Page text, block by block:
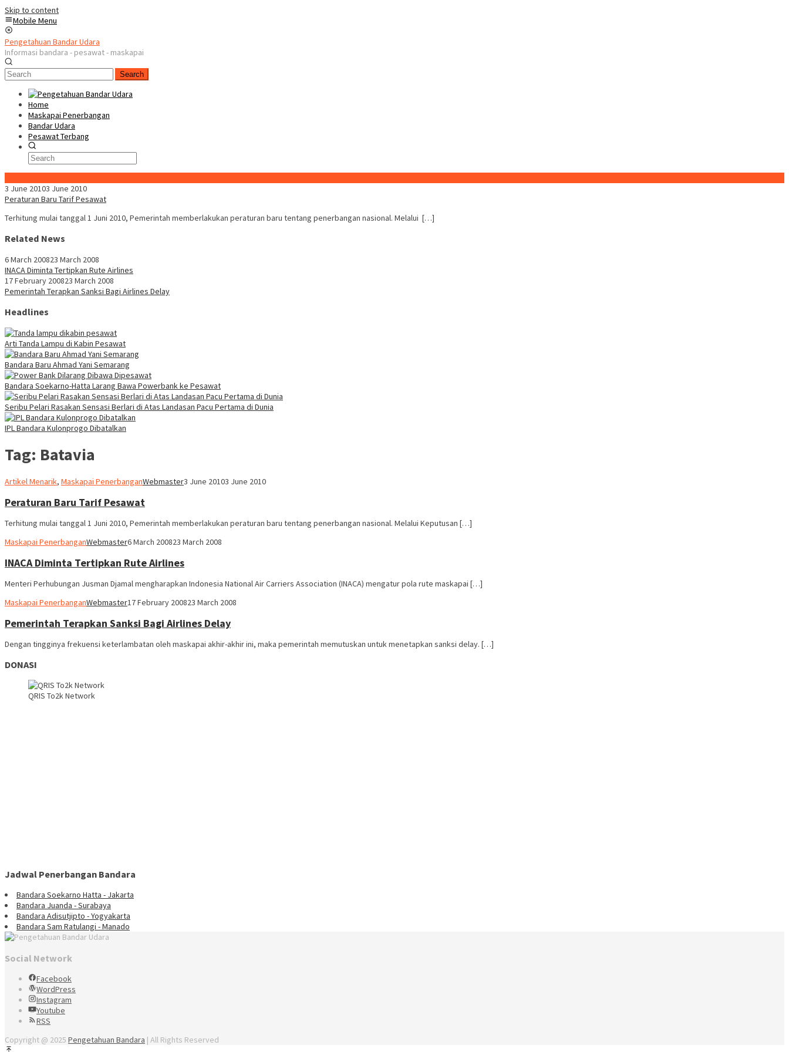
Skip to content
Mobile Menu
Pengetahuan Bandar Udara
Informasi bandara - pesawat - maskapai
Search
Home
Maskapai Penerbangan
Bandar Udara
Pesawat Terbang
3 June 20103 June 2010
Peraturan Baru Tarif Pesawat
Terhitung mulai tanggal 1 Juni 2010, Pemerintah memberlakukan peraturan baru tentang penerbangan nasional. Melalui […]
Related News
6 March 200823 March 2008
INACA Diminta Tertipkan Rute Airlines
17 February 200823 March 2008
Pemerintah Terapkan Sanksi Bagi Airlines Delay
Headlines
Arti Tanda Lampu di Kabin Pesawat
Bandara Baru Ahmad Yani Semarang
Bandara Soekarno-Hatta Larang Bawa Powerbank ke Pesawat
Seribu Pelari Rasakan Sensasi Berlari di Atas Landasan Pacu Pertama di Dunia
IPL Bandara Kulonprogo Dibatalkan
Tag: Batavia
Artikel Menarik, Maskapai PenerbanganWebmaster3 June 20103 June 2010
Peraturan Baru Tarif Pesawat
Terhitung mulai tanggal 1 Juni 2010, Pemerintah memberlakukan peraturan baru tentang penerbangan nasional. Melalui Keputusan […]
Maskapai PenerbanganWebmaster6 March 200823 March 2008
INACA Diminta Tertipkan Rute Airlines
Menteri Perhubungan Jusman Djamal mengharapkan Indonesia National Air Carriers Association (INACA) mengatur pola rute maskapai […]
Maskapai PenerbanganWebmaster17 February 200823 March 2008
Pemerintah Terapkan Sanksi Bagi Airlines Delay
Dengan tingginya frekuensi keterlambatan oleh maskapai akhir-akhir ini, maka pemerintah memutuskan untuk menetapkan sanksi delay. […]
DONASI
QRIS To2k Network
Jadwal Penerbangan Bandara
Bandara Soekarno Hatta - Jakarta
Bandara Juanda - Surabaya
Bandara Adisutjipto - Yogyakarta
Bandara Sam Ratulangi - Manado
Social Network
Facebook
WordPress
Instagram
Youtube
RSS
Copyright @ 2025 Pengetahuan Bandara | All Rights Reserved